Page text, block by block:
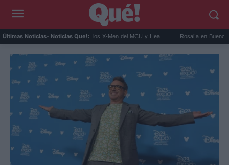
Últimas Noticias- Noticias Que!:
Connor será Cíclope en los X-Men del MCU y Hea... Rosalía en Buenos Aires: